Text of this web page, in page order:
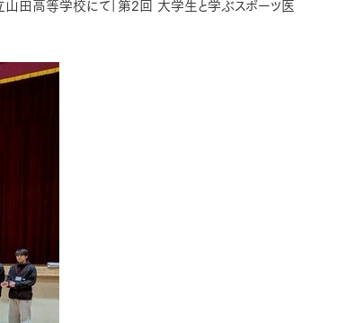
田高等学校にて「第2回 大学生と学ぶスポーツ医